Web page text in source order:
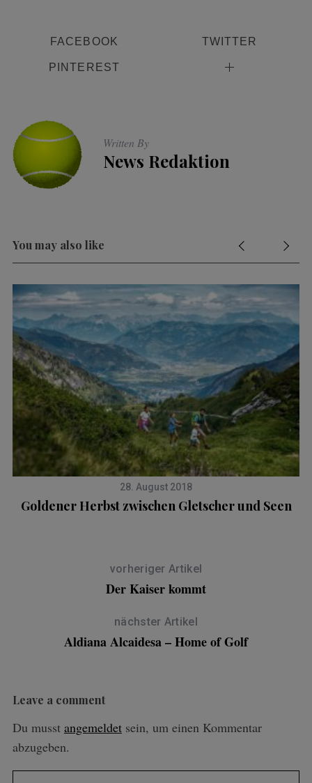
FACEBOOK TWITTER
PINTEREST
Written By
News Redaktion
You may also like
28. August 2018
Goldener Herbst zwischen Gletscher und Seen
vorheriger Artikel
Der Kaiser kommt
nächster Artikel
Aldiana Alcaidesa – Home of Golf
Leave a comment
Du musst angemeldetsein, um einen Kommentar
abzugeben.